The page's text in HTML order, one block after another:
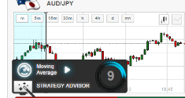
スプレッド取引
アルゴビット
シグナルズ